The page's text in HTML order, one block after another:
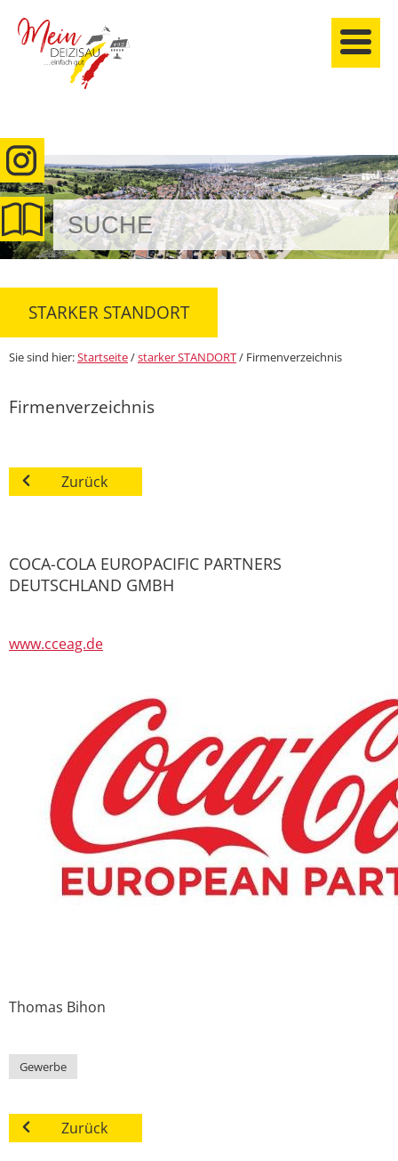
anmelden
STARKER STANDORT
Sie sind hier:Startseite/starker STANDORT/ Firmenverzeichnis
Firmenverzeichnis
Zurück
COCA-COLA EUROPACIFIC PARTNERS
DEUTSCHLAND GMBH
www.cceag.de
Thomas Bihon
Gewerbe
Zurück